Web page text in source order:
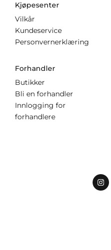
Kjøpesenter
Vilkår
Kundeservice
Personvernerklæring
Forhandler
Butikker
Bli en forhandler
Innlogging for
forhandlere